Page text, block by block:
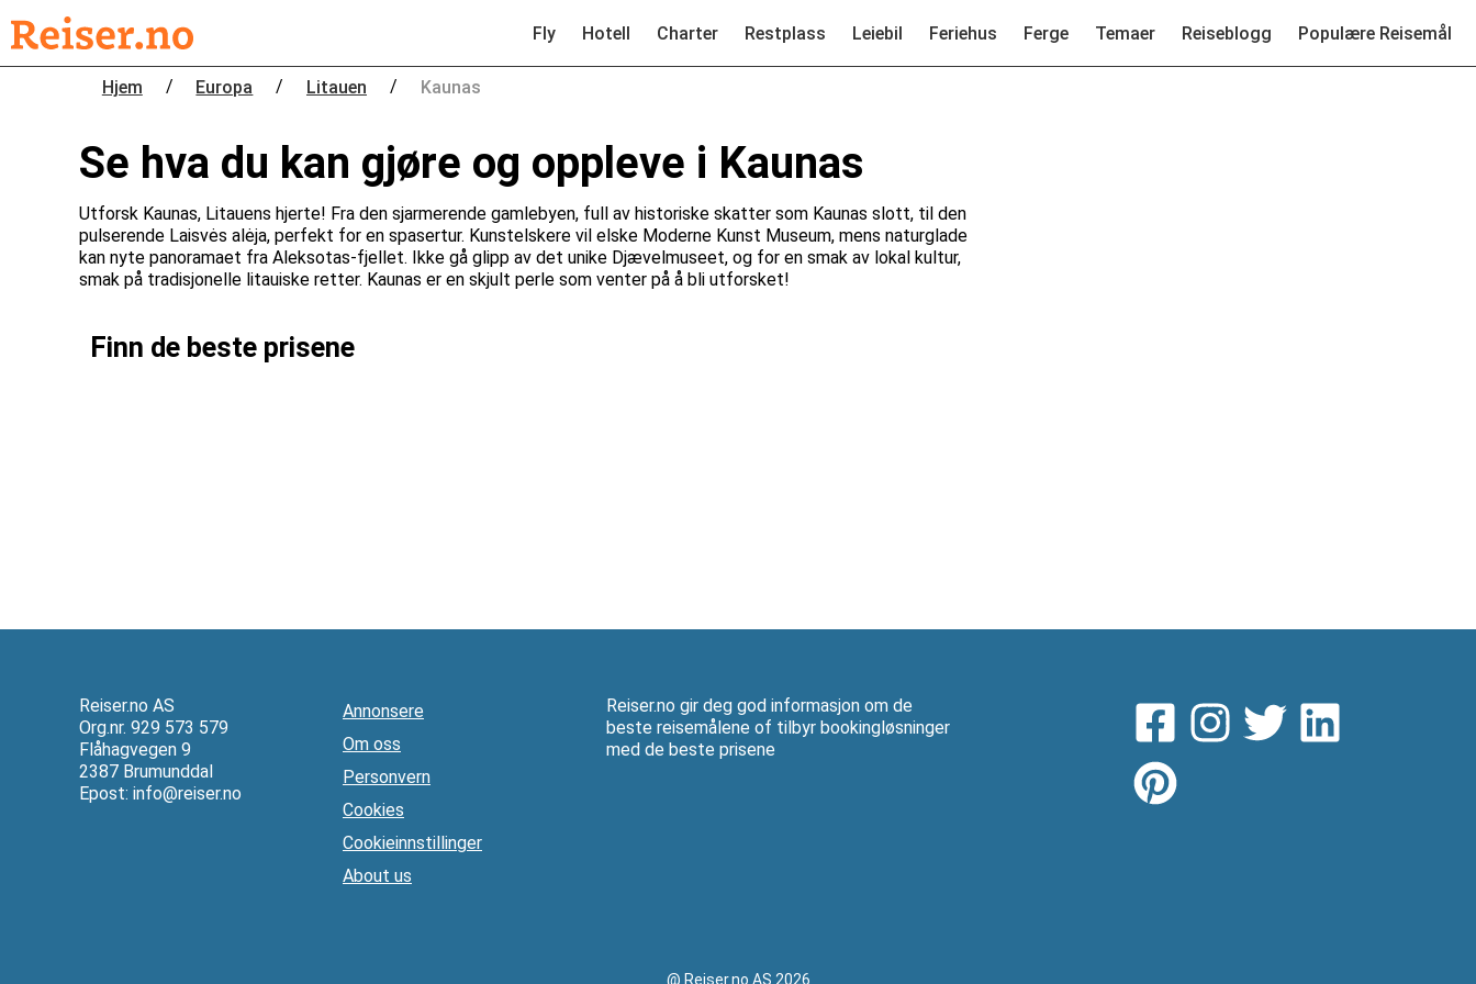
Fly Hotell Charter Restplass Leiebil Feriehus Ferge Temaer Reiseblogg Populære Reisemål
Hjem / Europa / Litauen / Kaunas
Se hva du kan gjøre og oppleve i Kaunas
Utforsk Kaunas, Litauens hjerte! Fra den sjarmerende gamlebyen, full av historiske skatter som Kaunas slott, til den
pulserende Laisvės alėja, perfekt for en spasertur. Kunstelskere vil elske Moderne Kunst Museum, mens naturglade
kan nyte panoramaet fra Aleksotas-fjellet. Ikke gå glipp av det unike Djævelmuseet, og for en smak av lokal kultur,
smak på tradisjonelle litauiske retter. Kaunas er en skjult perle som venter på å bli utforsket!
Finn de beste prisene
Reiser.no AS
Org.nr. 929 573 579
Flåhagvegen 9
2387 Brumunddal
Epost: info@reiser.no
Annonsere
Om oss
Personvern
Cookies
Cookieinnstillinger
About us
Reiser.no gir deg god informasjon om de
beste reisemålene of tilbyr bookingløsninger
med de beste prisene
@ Reiser.no AS 2026